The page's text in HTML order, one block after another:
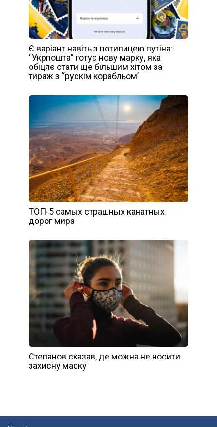
Є варіант навіть з потилицею путіна:
“Укрпошта” готує нову марку, яка
обіцяє стати ще більшим хітом за
тираж з “рускім корабльом”
ТОП-5 самых страшных канатных
дорог мира
Степанов сказав, де можна не носити
захисну маску